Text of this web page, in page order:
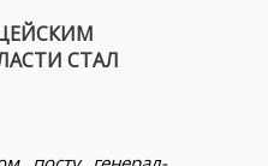
СТАЛ